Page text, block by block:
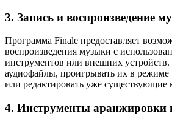
3. Запись и воспроизведение
Программа Finale предоставляет
воспроизведения музыки с
инструментов или внешних
аудиофайлы, проигрывать их в режиме
или редактировать уже существующие
4. Инструменты аранжировки